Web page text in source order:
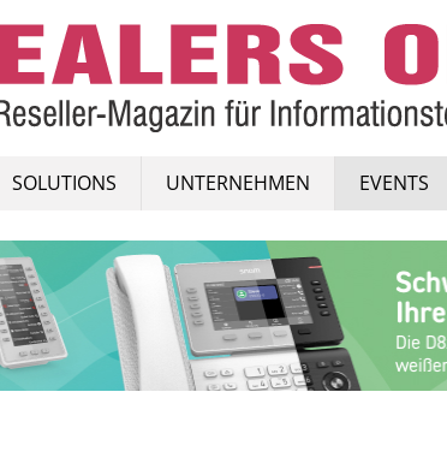
SOLUTIONS UNTERNEHMEN EVENTS